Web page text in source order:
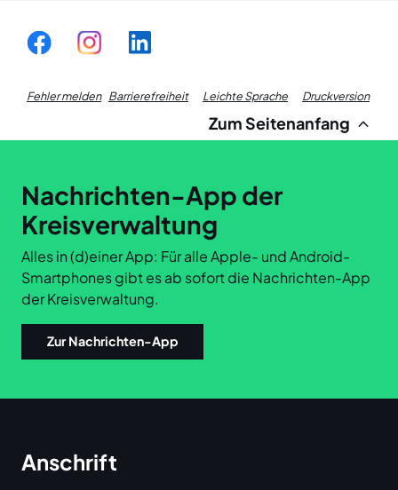
Fehler melden Fußzeile
Links
Barrierefreiheit Leichte Sprache Druckversion
Zum Seitenanfang
Nachrichten-App der
Kreisverwaltung
Alles in (d)einer App: Für alle Apple- und Android-
Smartphones gibt es ab sofort die Nachrichten-App
der Kreisverwaltung.
Zur Nachrichten-App
Anschrift